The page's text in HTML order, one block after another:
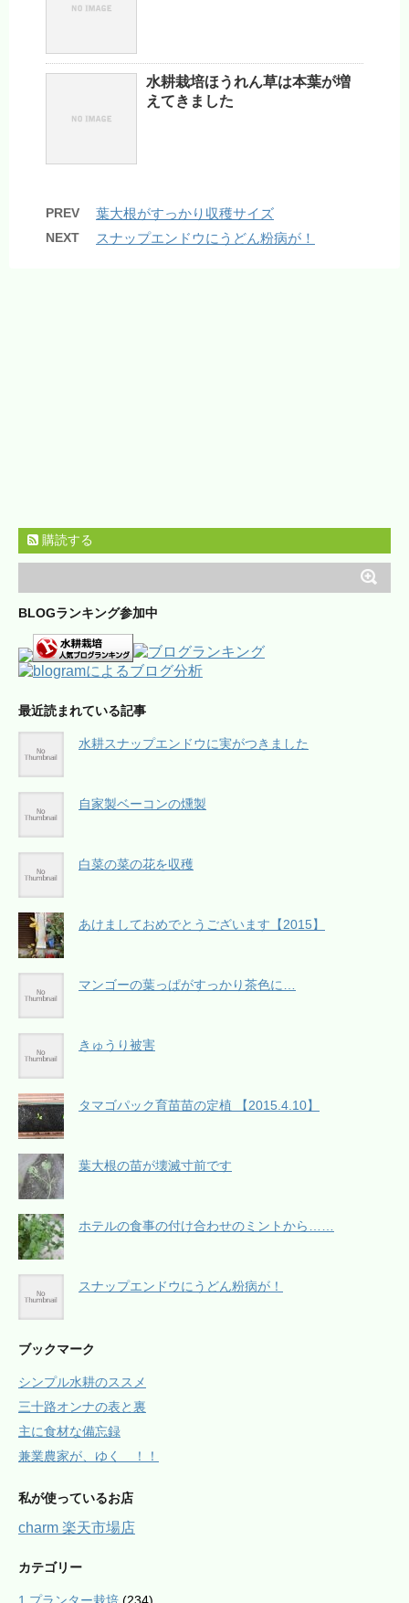
水耕栽培ほうれん草は本葉が増
えてきました
PREV 葉大根がすっかり収穫サイズ
NEXT スナップエンドウにうどん粉病が！
購読する
BLOGランキング参加中
最近読まれている記事
水耕スナップエンドウに実がつきました
自家製ベーコンの燻製
白菜の菜の花を収穫
あけましておめでとうございます【2015】
マンゴーの葉っぱがすっかり茶色に…
きゅうり被害
タマゴパック育苗苗の定植 【2015.4.10】
葉大根の苗が壊滅寸前です
ホテルの食事の付け合わせのミントから……
スナップエンドウにうどん粉病が！
ブックマーク
シンプル水耕のススメ
三十路オンナの表と裏
主に食材な備忘録
兼業農家が、ゆく ！！
私が使っているお店
charm 楽天市場店
カテゴリー